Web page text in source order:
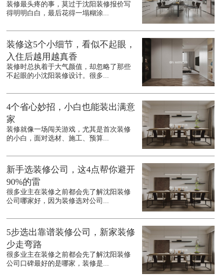
装修最头疼的事，莫过于沈阳装修报价写
得明明白白，最后花得一塌糊涂...
装修这5个小细节，看似不起眼，
入住后越用越真香
装修时总执着于大气颜值，却忽略了那些
不起眼的小沈阳装修设计。很多...
4个省心妙招，小白也能装出满意
家
装修就像一场闯关游戏，尤其是首次装修
的小白，面对选材、施工、预算...
新手选装修公司，这4点帮你避开
90%的雷
很多业主在装修之前都会先了解沈阳装修
公司哪家好，因为装修选对公司...
5步选出靠谱装修公司，新家装修
少走弯路
很多业主在装修之前都会先了解沈阳装修
公司口碑最好的是哪家，装修是...